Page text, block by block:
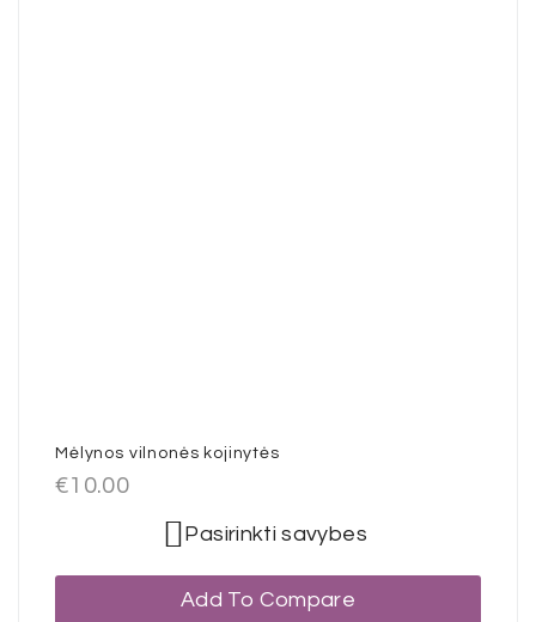
Mėlynos vilnonės kojinytės
€10.00
Pasirinkti savybes
Add To Compare